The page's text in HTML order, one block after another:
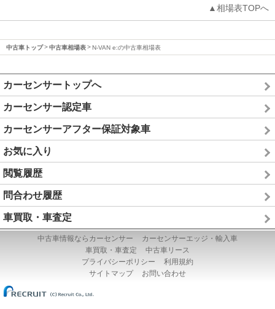
▲相場表TOPへ
中古車トップ 中古車相場表 N-VAN e:の中古車相場表
カーセンサートップへ
カーセンサー認定車
カーセンサーアフター保証対象車
お気に入り
閲覧履歴
問合わせ履歴
車買取・車査定
中古車情報ならカーセンサー
カーセンサーエッジ・輸入車
車買取・車査定
中古車リース
プライバシーポリシー
利用規約
サイトマップ
お問い合わせ